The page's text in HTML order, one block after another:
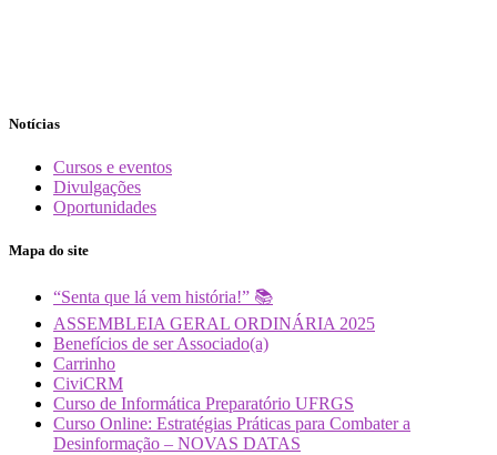
Notícias
Cursos e eventos
Divulgações
Oportunidades
Mapa do site
“Senta que lá vem história!” 📚
ASSEMBLEIA GERAL ORDINÁRIA 2025
Benefícios de ser Associado(a)
Carrinho
CiviCRM
Curso de Informática Preparatório UFRGS
Curso Online: Estratégias Práticas para Combater a
Desinformação – NOVAS DATAS